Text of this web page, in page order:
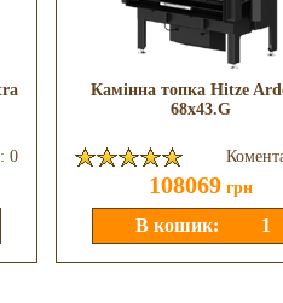
0
Камінна топка Hitze
68x43.G
108069 грн